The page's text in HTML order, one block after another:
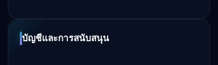
บัญชีและการสนับสนุน